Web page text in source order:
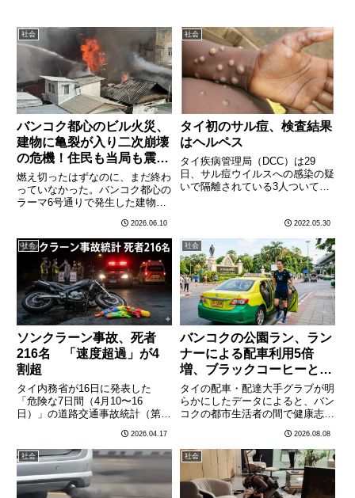
社会
バンコク都心のビル火災、
建物に亀裂が入り二次崩壊
の危機！住民も当局も震え
る事態
燃え切ったはずなのに、まだ終わ
っていなかった。バンコク都心の
ラーマ6号通りで発生した建物火
危機が続いている。当局は8日、
建物の一部の構造に亀裂が入り、
二次崩壊の危険性があることを確
認した。周辺住民への避難警告
が………
2026.06.10
社会
タイ初のサル痘、検査結果
はヘルペス
タイ疾病管理局（DCC）は29
日、サル痘ウイルスへの感染の疑
いで隔離されている3人ついて、
れたと発表した。タイではこれま
でサル痘への感染事例は確認され
ていないが、アフリカや欧州か
ら………
2022.05.30
社会
ソンクラーン事故、死者
216名 「速度超過」が4
割超
タイ内務省が16日に発表した
「危険な7日間（4月10〜16
日）」の道路交通事故統計（第6
故件数は1,108件、死者数は216
名、負傷者数は1,073名となっ
た。前年同期比では事故件数が約
20%、死者数が6.5%………
2026.04.17
社会
バンコクの公園ラン、ラン
ナーによる配車利用5倍
増、ブラックコーヒーと無
糖抹茶1000万杯
タイの配車・配達大手グラブが明
らかにしたデータによると、バン
コクの都市生活者の間で健康志向
園へ向かう配車の利用件数はここ
最近で5倍に急増し、砂糖や乳製
品を控えたブラックコーヒーや無
糖抹茶ラテの注文数は累計
100………
2026.08.08
社会 社会